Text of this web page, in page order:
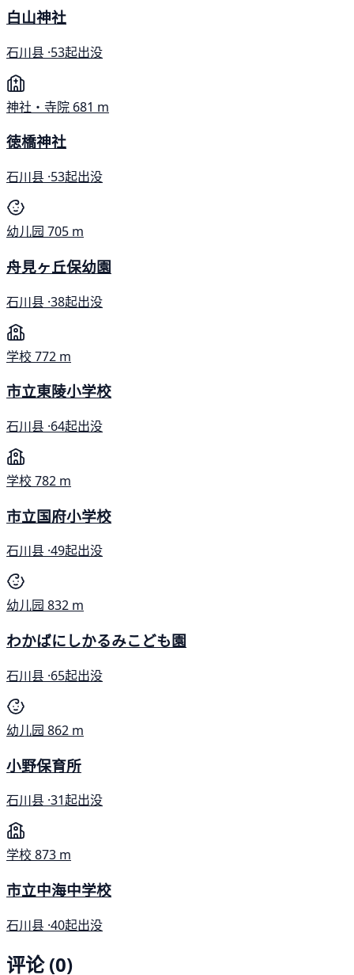
白山神社
石川县 ·53起出没
神社・寺院 681 m
徳橋神社
石川县 ·53起出没
幼儿园 705 m
舟見ヶ丘保幼園
石川县 ·38起出没
学校772 m
市立東陵小学校
石川县 ·64起出没
学校782 m
市立国府小学校
石川县 ·49起出没
幼儿园 832 m
わかばにしかるみこども園
石川县 ·65起出没
幼儿园 862 m
小野保育所
石川县 ·31起出没
学校873 m
市立中海中学校
石川县 ·40起出没
评论 (0)